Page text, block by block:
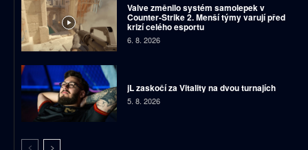
Valve změnilo systém samolepek v
Counter-Strike 2. Menší týmy varují před
krizí celého esportu
6. 8. 2026
jL zaskočí za Vitality na dvou turnajích
5. 8. 2026